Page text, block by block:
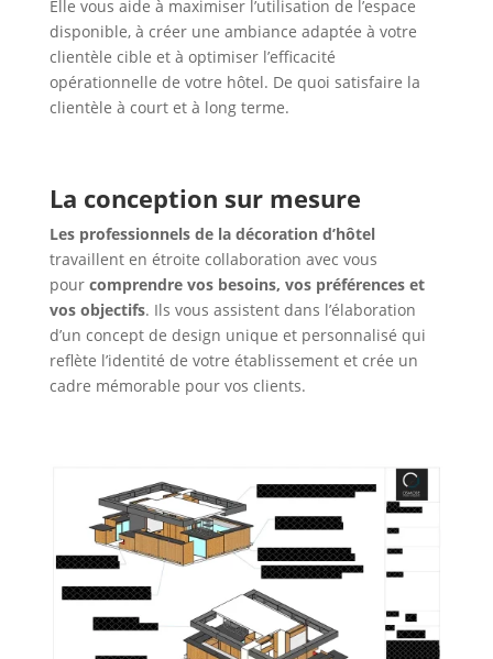
Elle vous aide à maximiser l’utilisation de l’espace
disponible, à créer une ambiance adaptée à votre
clientèle cible et à optimiser l’efficacité
opérationnelle de votre hôtel. De quoi satisfaire la
clientèle à court et à long terme.
La conception sur mesure
Les professionnels de la décoration d’hôtel
travaillent en étroite collaboration avec vous
pour comprendre vos besoins, vos préférences et
vos objectifs. Ils vous assistent dans l’élaboration
d’un concept de design unique et personnalisé qui
reflète l’identité de votre établissement et crée un
cadre mémorable pour vos clients.